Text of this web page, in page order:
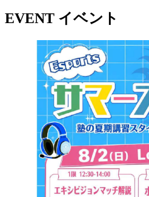
EVENT イベント